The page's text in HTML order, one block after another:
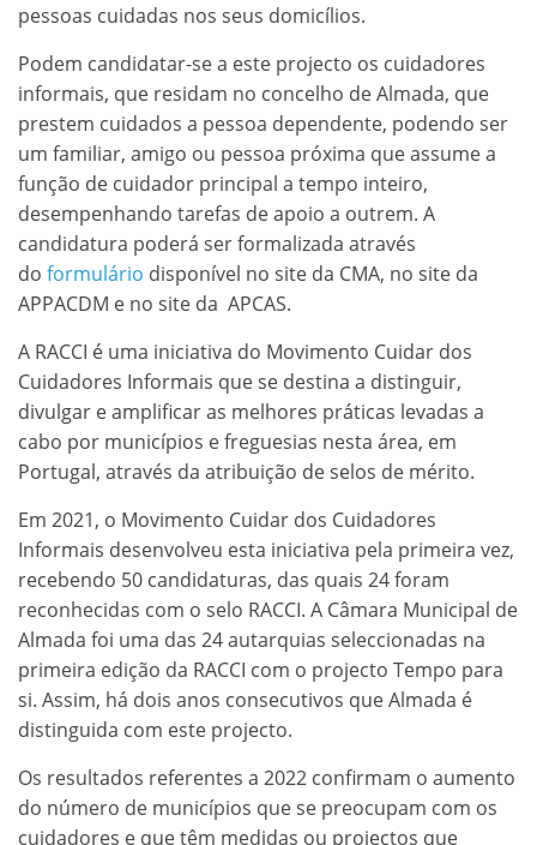
pessoas cuidadas nos seus domicílios.
Podem candidatar-se a este projecto os cuidadores
informais, que residam no concelho de Almada, que
prestem cuidados a pessoa dependente, podendo ser
um familiar, amigo ou pessoa próxima que assume a
função de cuidador principal a tempo inteiro,
desempenhando tarefas de apoio a outrem. A
candidatura poderá ser formalizada através
do formulário disponível no site da CMA, no site da
APPACDM e no site da APCAS.
A RACCI é uma iniciativa do Movimento Cuidar dos
Cuidadores Informais que se destina a distinguir,
divulgar e amplificar as melhores práticas levadas a
cabo por municípios e freguesias nesta área, em
Portugal, através da atribuição de selos de mérito.
Em 2021, o Movimento Cuidar dos Cuidadores
Informais desenvolveu esta iniciativa pela primeira vez,
recebendo 50 candidaturas, das quais 24 foram
reconhecidas com o selo RACCI. A Câmara Municipal de
Almada foi uma das 24 autarquias seleccionadas na
primeira edição da RACCI com o projecto Tempo para
si. Assim, há dois anos consecutivos que Almada é
distinguida com este projecto.
Os resultados referentes a 2022 confirmam o aumento
do número de municípios que se preocupam com os
cuidadores e que têm medidas ou projectos que